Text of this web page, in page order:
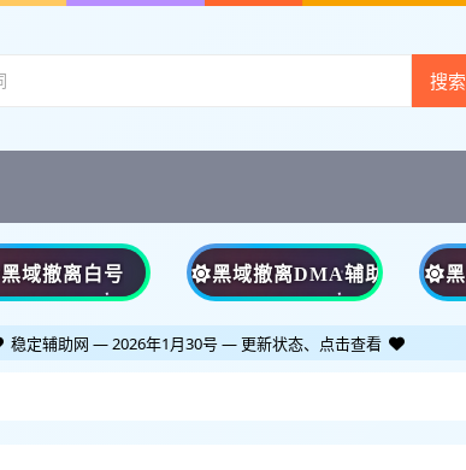
黑域撤离白号 黑域撤离DMA辅助
稳定辅助网 — 2026年1月30号 — 更新状态、点击查看